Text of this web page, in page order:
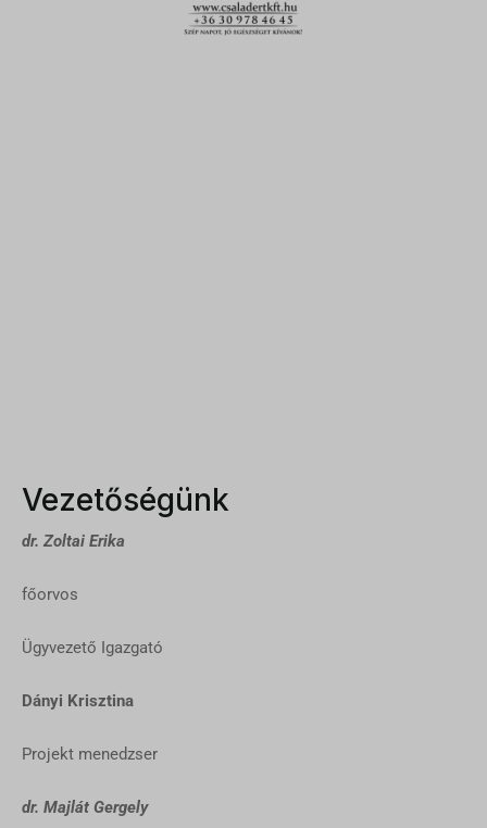
Vezetőségünk
dr. Zoltai Erika
főorvos
Ügyvezető Igazgató
Dányi Krisztina
Projekt menedzser
dr. Majlát Gergely